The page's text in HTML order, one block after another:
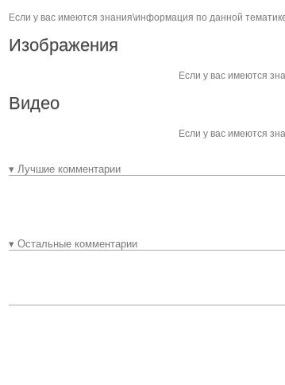
Если у вас имеются знания\информация по данной
Изображения
Если у вас имеются
Видео
Если у вас имеются
▾ Лучшие комментарии
▾ Остальные комментарии